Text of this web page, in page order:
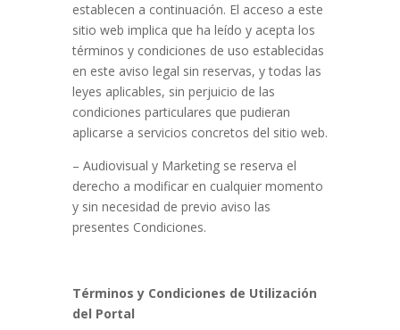
establecen a continuación. El acceso a este
sitio web implica que ha leído y acepta los
términos y condiciones de uso establecidas
en este aviso legal sin reservas, y todas las
leyes aplicables, sin perjuicio de las
condiciones particulares que pudieran
aplicarse a servicios concretos del sitio web.
– Audiovisual y Marketing se reserva el
derecho a modificar en cualquier momento
y sin necesidad de previo aviso las
presentes Condiciones.
Términos y Condiciones de Utilización
del Portal